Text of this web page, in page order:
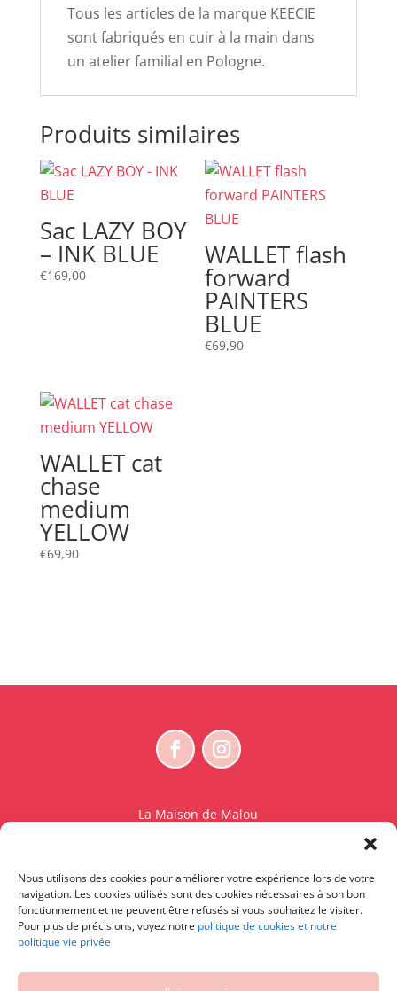
Nous utilisons des cookies pour améliorer votre expérience lors de votre
navigation. Les cookies utilisés sont des cookies nécessaires à son bon
fonctionnement et ne peuvent être refusés si vous souhaitez le visiter.
Pour plus de précisions, voyez notre politique de cookies et notre
politique vie privée
Tous les articles de la marque KEECIE
sont fabriqués en cuir à la main dans
un atelier familial en Pologne.
Produits similaires
Sac LAZY BOY
– INK BLUE
€169,00
WALLET flash
forward
PAINTERS
BLUE
€69,90
WALLET cat
chase
medium
YELLOW
€69,90
La Maison de Malou
BE 0765.825.589
© La Maison de Malou – TDM interdit sauf accord
écrit préalable | Entraînement d’IA strictement
interdit.